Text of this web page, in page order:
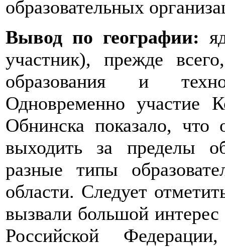
образовательных
Вывод по географии:
участник), прежде
образования и
Одновременно участие
Обнинска показало, что
выходить за пределы
разные типы
области. Следует
вызвали большой
Российской